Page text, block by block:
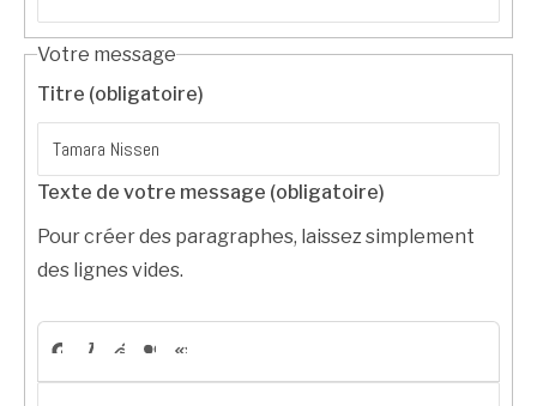
Votre message
Titre (obligatoire)
Texte de votre message (obligatoire)
Pour créer des paragraphes, laissez simplement
des lignes vides.